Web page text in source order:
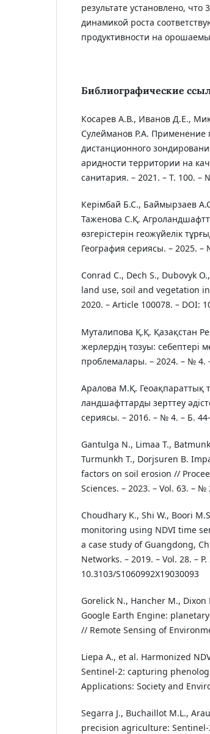
результате установлено,
динамикой роста
продуктивности на
Библиографические
Косарев А.В., Иванов Д.Е.,
Сулейманов Р.А. Применение
дистанционного
аридности территории на
санитария. – 2021. – Т. 100. –
Керімбай Б.С., Баймырзаев
Таженова С.Қ.
өзгерістерін геожүйелік
География сериясы. – 2025. –
Conrad C., Dech S., Dubovyk
land use, soil and vegetation
2020. – Article 100078. – DOI:
Муталипова Қ.Қ. Қазақстан
жерлердің тозуы: себептері
проблемалары. – 2024. – № 4.
Аралова М.Қ. Геоақпараттық
ландшафттарды зерттеу
сериясы. – 2016. – № 4. – Б.
Gantulga N., Limaa T.,
Turmunkh T., Dorjsuren B.
factors on soil erosion //
Sciences. – 2023. – Vol. 63. – №
Choudhary K., Shi W., Boori
monitoring using NDVI time
a case study of Guangdong,
Networks. – 2019. – Vol. 28. –
10.3103/S1060992X19030093
Gorelick N., Hancher M.,
Google Earth Engine:
// Remote Sensing of
Liepa A., et al. Harmonized
Sentinel-2: capturing
Applications: Society and
Segarra J., Buchaillot M.L.,
precision agriculture: